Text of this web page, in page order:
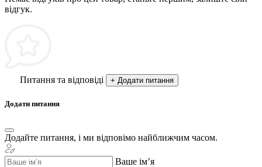
відгук.
Питання та відповіді + Додати питання
Додати питання
Додайте питання, і ми відповімо найближчим часом.
Ваше ім’я